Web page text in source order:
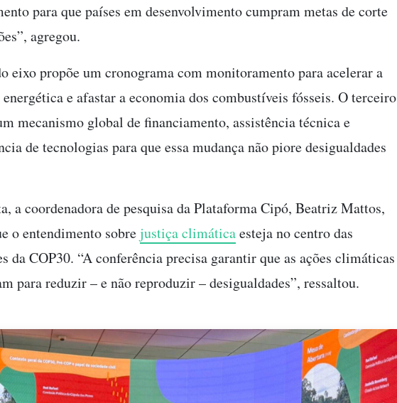
para que países em desenvolvimento cumpram metas de corte
agregou.
eixo propõe um cronograma com monitoramento para acelerar a
e afastar a economia dos combustíveis fósseis. O terceiro
mecanismo global de financiamento, assistência técnica e
de tecnologias para que essa mudança não piore desigualdades
a coordenadora de pesquisa da Plataforma Cipó, Beatriz Mattos,
o entendimento sobrejustiça climáticaesteja no centro das
da COP30. “A conferência precisa garantir que as ações climáticas
para reduzir – e não reproduzir – desigualdades”, ressaltou.